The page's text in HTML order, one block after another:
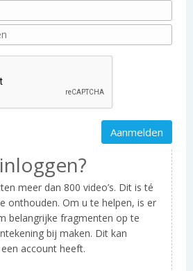
meer dan 800 video’s. Dit is té
onthouden. Om u te helpen, is er
belangrijke fragmenten op te
bij maken. Dit kan
account heeft.